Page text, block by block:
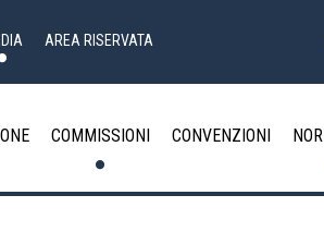
AREA RISERVATA
COMMISSIONI CONVENZIONI